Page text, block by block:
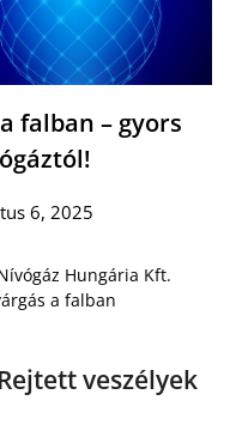
falban – gyors
6, 2025
Hungária Kft.
a falban
veszélyek